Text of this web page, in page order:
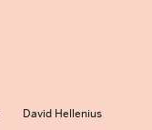
David Hellenius